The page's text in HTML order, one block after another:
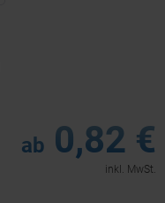
ab 0,82 €
inkl. MwSt.